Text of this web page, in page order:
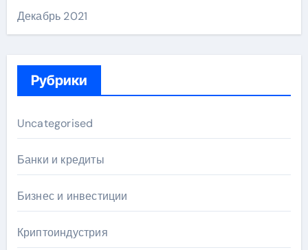
Декабрь 2021
Рубрики
Uncategorised
Банки и кредиты
Бизнес и инвестиции
Криптоиндустрия